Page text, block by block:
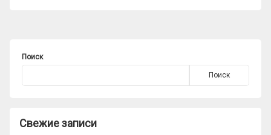
Поиск
Поиск
Свежие записи